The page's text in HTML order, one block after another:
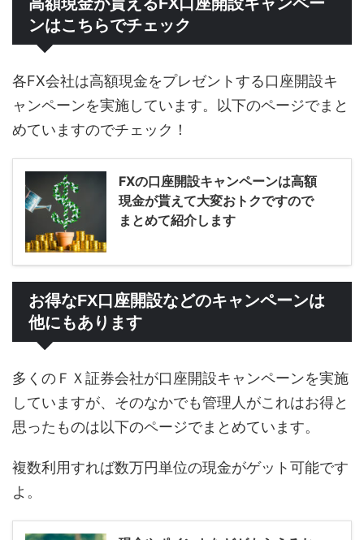
ンはこちらでチェック
各FX会社は高額現金をプレゼントする口座開設キ
ャンペーンを実施しています。以下のページでまと
めていますのでチェック！
FXの口座開設キャンペーンは高額
現金が貰えて大変おトクですので
まとめて紹介します
お得なFX口座開設などのキャンペーンは
他にもあります
多くのＦＸ証券会社が口座開設キャンペーンを実施
していますが、そのなかでも管理人がこれはお得と
思ったものは以下のページでまとめています。
複数利用すれば数万円単位の現金がゲット可能です
よ。